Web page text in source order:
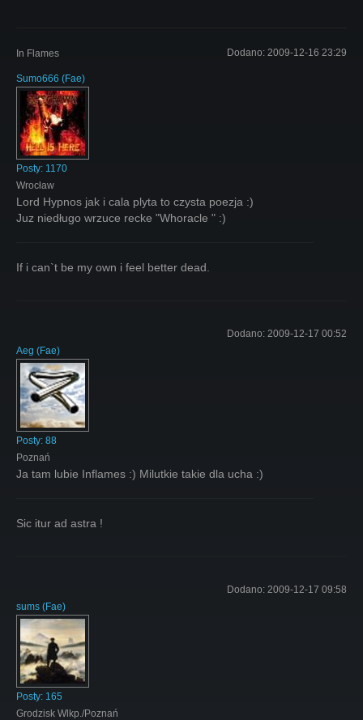
In Flames Dodano: 2009-12-16 23:29
Sumo666 (Fae)
Posty: 1170
Wrocław
Lord Hypnos jak i cala plyta to czysta poezja :)
Juz niedługo wrzuce recke "Whoracle " :)
If i can`t be my own i feel better dead.
Dodano: 2009-12-17 00:52
Aeg (Fae)
Posty: 88
Poznań
Ja tam lubie Inflames :) Milutkie takie dla ucha :)
Sic itur ad astra !
Dodano: 2009-12-17 09:58
sums (Fae)
Posty: 165
Grodzisk Wlkp./Poznań